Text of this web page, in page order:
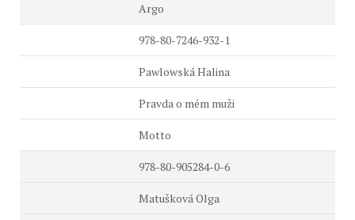
Argo
978-80-7246-932-1
Pawlowská Halina
Pravda o mém muži
Motto
978-80-905284-0-6
Matušková Olga